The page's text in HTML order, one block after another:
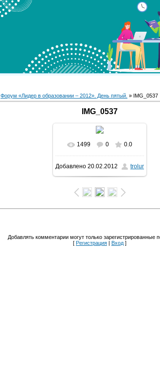
Форум «Лидер в образовании – 2012». День пятый. » IMG_0537
IMG_0537
В реальном размере
1600x1068/ 201.4Kb
1499 0 0.0
Добавлено 20.02.2012 trolur
Добавлять комментарии могут только зарегистрированные
[ Регистрация | Вход ]